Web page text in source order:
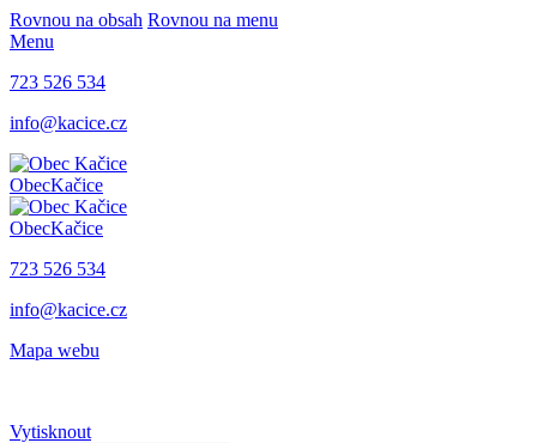
Rovnou na obsah Rovnou na menu
Menu
723 526 534
info@kacice.cz
ObecKačice
ObecKačice
723 526 534
info@kacice.cz
Mapa webu
Vytisknout